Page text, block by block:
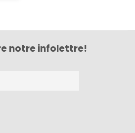
notre infolettre!